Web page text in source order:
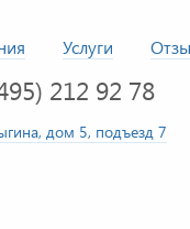
Услуги
212 92 78
дом 5, подъезд 7